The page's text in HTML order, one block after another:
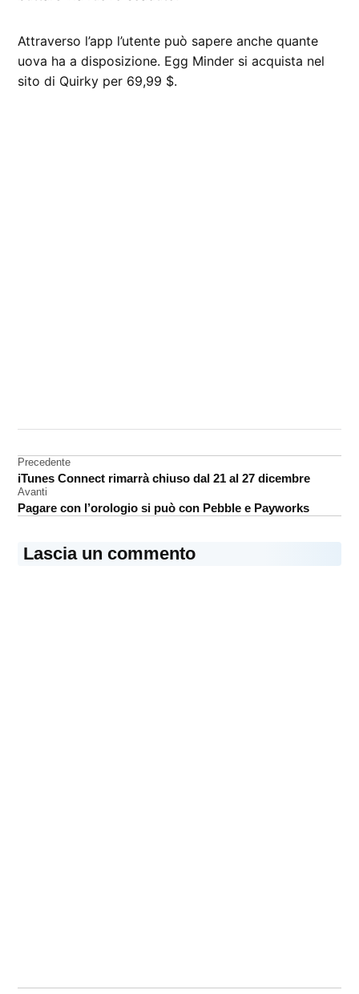
Attraverso l’app l’utente può sapere anche quante
uova ha a disposizione. Egg Minder si acquista nel
sito di Quirky per 69,99 $.
iPhone
Navigazione
articoli
Precedente
iTunes Connect rimarrà chiuso dal 21 al 27 dicembre
Avanti
Pagare con l’orologio si può con Pebble e Payworks
Lascia un commento